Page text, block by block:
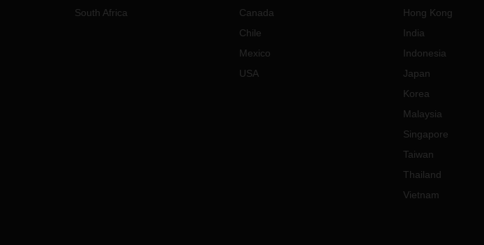
South Africa
Canada
Chile
Mexico
USA
Hong Kong
India
Indonesia
Japan
Korea
Malaysia
Singapore
Taiwan
Thailand
Vietnam